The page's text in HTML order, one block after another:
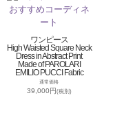
ワンピース
High Waisted Square Neck
Dress in Abstract Print
Made of PAROLARI
EMILIO PUCCI Fabric
通常価格
39,000円(税別)